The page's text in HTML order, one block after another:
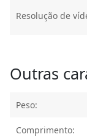
Resolução de
Outras
Peso:
Comprimento: